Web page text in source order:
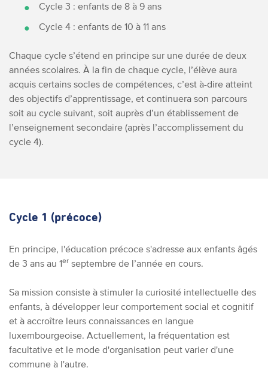
Cycle 3 : enfants de 8 à 9 ans
Cycle 4 : enfants de 10 à 11 ans
Chaque cycle s’étend en principe sur une durée de deux
années scolaires. À la fin de chaque cycle, l’élève aura
acquis certains socles de compétences, c’est à-dire atteint
des objectifs d’apprentissage, et continuera son parcours
soit au cycle suivant, soit auprès d’un établissement de
l’enseignement secondaire (après l’accomplissement du
cycle 4).
Cycle 1 (précoce)
En principe, l'éducation précoce s'adresse aux enfants âgés
de 3 ans au 1er septembre de l’année en cours.
Sa mission consiste à stimuler la curiosité intellectuelle des
enfants, à développer leur comportement social et cognitif
et à accroître leurs connaissances en langue
luxembourgeoise. Actuellement, la fréquentation est
facultative et le mode d'organisation peut varier d'une
commune à l'autre.